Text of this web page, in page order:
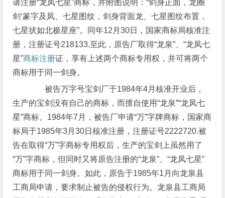
请注册“龙凤七星”商标，并附图说明：“剑身正面，龙圈
剑‘篆字及凤、七星图纹，剑身背面龙、七星图纹布置，
七星状如北极星座”。同年12月30日，国家商标局核准注
册，注册证号218133.至此，原告厂取得“龙泉”、“龙凤七
星”商标注册证，享有上述两个商标专用权，并可将两个
商标用于同一剑身。
被告万字号宝剑厂于1984年4月核准开业后，
生产的宝剑没有自己的商标，而擅自使用“龙泉”“龙凤七
星”商标。1984年7月，被告厂申请“万”字牌商标，国家商
标局于1985年3月30日核准注册，注册证号2222720.被
告在取得“万”字商标专用权后，生产的宝剑上虽然用了
“万”字商标，但同时又将原告注册的“龙泉”、“龙凤七星”
商标用于同一剑身。如此，原告于1985年1月向龙泉县
工商局申请，要求制止被告的侵权行为。龙泉县工商局